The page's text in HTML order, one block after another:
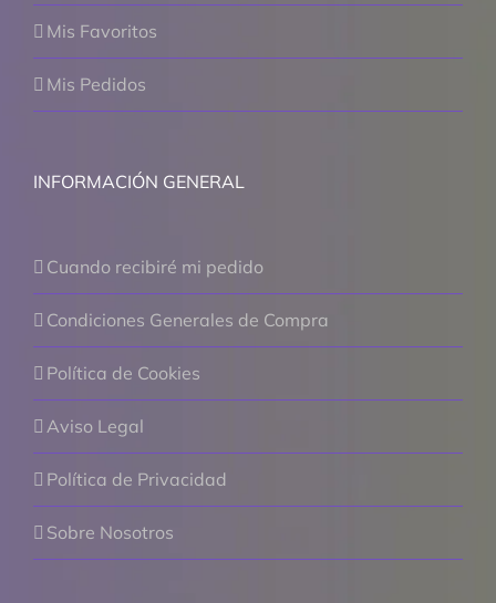
Mis Favoritos
Mis Pedidos
INFORMACIÓN GENERAL
Cuando recibiré mi pedido
Condiciones Generales de Compra
Política de Cookies
Aviso Legal
Política de Privacidad
Sobre Nosotros